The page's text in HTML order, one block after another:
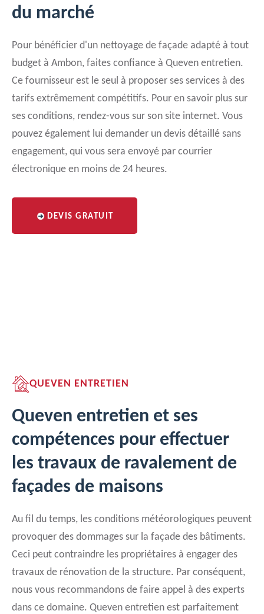
du marché
Pour bénéficier d'un nettoyage de façade adapté à tout
budget à Ambon, faites confiance à Queven entretien.
Ce fournisseur est le seul à proposer ses services à des
tarifs extrêmement compétitifs. Pour en savoir plus sur
ses conditions, rendez-vous sur son site internet. Vous
pouvez également lui demander un devis détaillé sans
engagement, qui vous sera envoyé par courrier
électronique en moins de 24 heures.
DEVIS GRATUIT
QUEVEN ENTRETIEN
Queven entretien et ses
compétences pour effectuer
les travaux de ravalement de
façades de maisons
Au fil du temps, les conditions météorologiques peuvent
provoquer des dommages sur la façade des bâtiments.
Ceci peut contraindre les propriétaires à engager des
travaux de rénovation de la structure. Par conséquent,
nous vous recommandons de faire appel à des experts
dans ce domaine. Queven entretien est parfaitement